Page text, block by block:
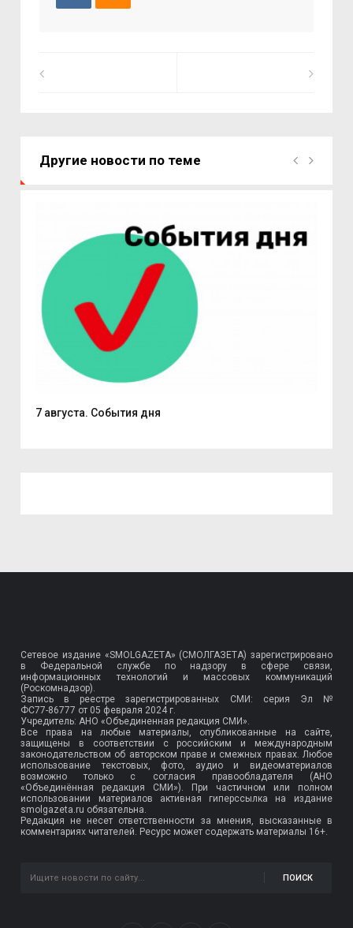
Другие новости по теме
7 августа. События дня
Сетевое издание «SMOLGAZETA» (СМОЛГАЗЕТА) зарегистрировано
в Федеральной службе по надзору в сфере связи,
информационных технологий и массовых коммуникаций
(Роскомнадзор).
Запись в реестре зарегистрированных СМИ: серия Эл №
ФС77-86777 от 05 февраля 2024 г.
Учредитель: АНО «Объединенная редакция СМИ».
Все права на любые материалы, опубликованные на сайте,
защищены в соответствии с российским и международным
законодательством об авторском праве и смежных правах. Любое
использование текстовых, фото, аудио и видеоматериалов
возможно только с согласия правообладателя (АНО
«Объединённая редакция СМИ»). При частичном или полном
использовании материалов активная гиперссылка на издание
smolgazeta.ru обязательна.
Редакция не несет ответственности за мнения, высказанные в
комментариях читателей. Ресурс может содержать материалы 16+.
ПОИСК